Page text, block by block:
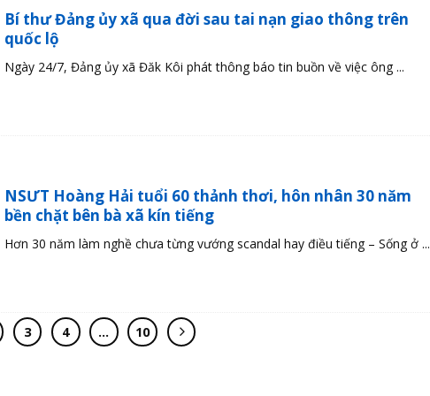
Bí thư Đảng ủy xã qua đời sau tai nạn giao thông trên
quốc lộ
Ngày 24/7, Đảng ủy xã Đăk Kôi phát thông báo tin buồn về việc ông ...
NSƯT Hoàng Hải tuổi 60 thảnh thơi, hôn nhân 30 năm
bền chặt bên bà xã kín tiếng
Hơn 30 năm làm nghề chưa từng vướng scandal hay điều tiếng – Sống ở ...
3 4 … 10